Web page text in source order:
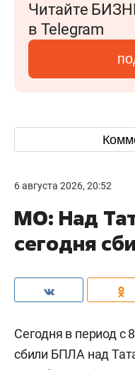
Читайте
в Telegram
6 августа 2026, 20:52
МО: Над
сегодня
Сегодня в период с
сбили БПЛА над